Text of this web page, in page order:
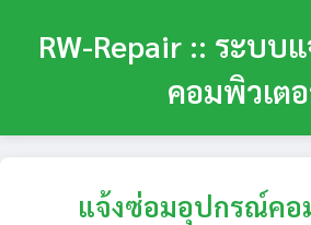
RW-Repair :: ระบบ
คอมพิวเต
แจ้งซ่อมอุปกรณ์คอ